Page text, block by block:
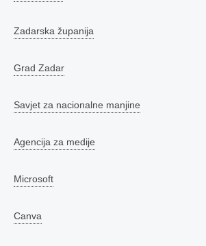
Zadarska županija
Grad Zadar
Savjet za nacionalne manjine
Agencija za medije
Microsoft
Canva